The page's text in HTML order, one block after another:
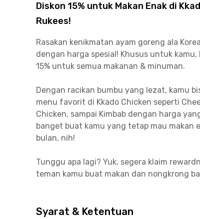
Diskon 15% untuk Makan Enak di
Rukees!
Rasakan kenikmatan ayam goreng ala
dengan harga spesial! Khusus untuk kamu,
15% untuk semua makanan & minuman.
Dengan racikan bumbu yang lezat, kamu
menu favorit di Kkado Chicken seperti
Chicken, sampai Kimbab dengan harga
banget buat kamu yang tetap mau makan
bulan, nih!
Tunggu apa lagi? Yuk, segera klaim
teman kamu buat makan dan nongkrong
Syarat & Ketentuan